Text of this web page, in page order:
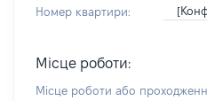
Номер квартири:
Місце роботи:
Місце роботи або